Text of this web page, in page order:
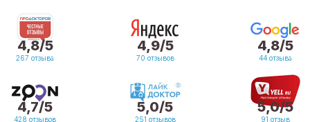
4,8/5
267 отзыва
4,9/5
70 отзывов
4,8/5
44 отзыва
4,7/5
428 отзывов
5,0/5
251 отзывов
5,0/5
91 отзыв